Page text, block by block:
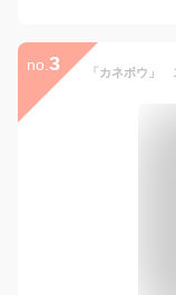
no. 3